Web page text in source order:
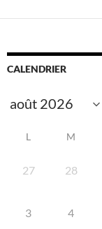
CALENDRIER
L M
27 28
3 4